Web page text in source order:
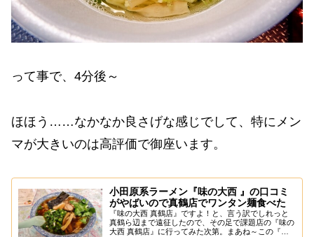
って事で、4分後～
ほほう……なかなか良さげな感じでして、特にメン
マが大きいのは高評価で御座います。
小田原系ラーメン『味の大西 』の口コミ
がやばいので真鶴店でワンタン麺食べた
『味の大西 真鶴店』ですよ！と、言う訳でしれっと
真鶴ら辺まで遠征したので、その足で課題店の『味の
大西 真鶴店』に行ってみた次第。まあね～この『味